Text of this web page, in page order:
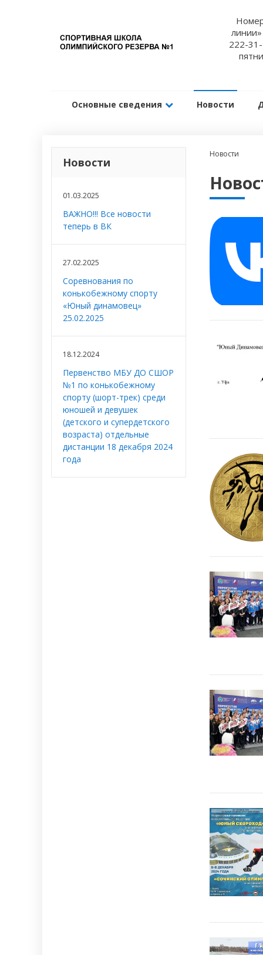
Основные сведения Новости
222-
Новости
01.03.2025
ВАЖНО!!! Все новости
теперь в ВК
27.02.2025
Соревнования по
конькобежному спорту
«Юный динамовец»
25.02.2025
18.12.2024
Первенство МБУ ДО СШОР
№1 по конькобежному
спорту (шорт-трек) среди
юношей и девушек
(детского и супердетского
возраста) отдельные
дистанции 18 декабря 2024
года
Новости